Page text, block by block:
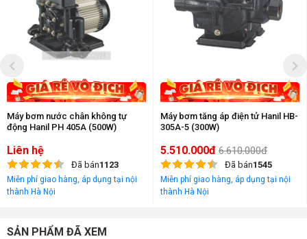
Máy bơm nước chân không tự
động Hanil PH 405A (500W)
Liên hệ
Đã bán1123
Miễn phí giao hàng, áp dụng tại nội
thành Hà Nội
Máy bơm tăng áp điện tử Hanil HB-
305A-5 (300W)
5.510.000đ 6.610.000đ
Đã bán1545
Miễn phí giao hàng, áp dụng tại nội
thành Hà Nội
SẢN PHẨM ĐÃ XEM